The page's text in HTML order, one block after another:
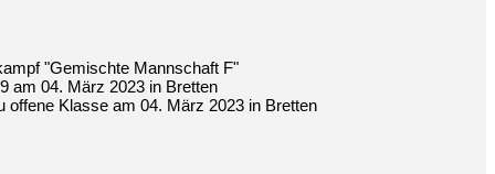
"Gemischte Mannschaft F"
am 04. März 2023 in Bretten
offene Klasse am 04. März 2023 in Bretten